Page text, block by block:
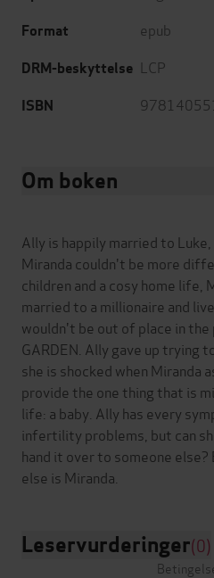
Format epub
DRM-beskyttelse LCP
ISBN
Om boken
Ally is happily married to
Miranda couldn't be more
children and a cosy home life,
married to a millionaire and
wouldn't be out of place in the
GARDEN. Ally gave up trying
she is shocked when Miranda
provide the one thing that is
life: a baby. Ally has every
infertility problems, but can
hand it over to someone
Leservurderinger(0)